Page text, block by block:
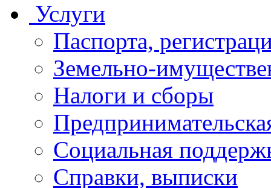
Услуги
Паспорта,
Земельно-
Налоги и сборы
Социальная
Справки, выписки